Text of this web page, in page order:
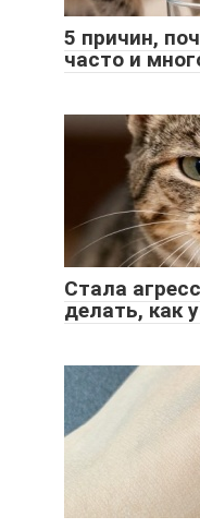
5 причин,
часто и
Стала
делать, как